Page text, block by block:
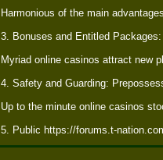
Harmonious of the main
3. Bonuses and Entitled
Myriad online casinos attract new
4. Safety and Guarding:
Up to the minute online casinos
5. Public https://forums.t-